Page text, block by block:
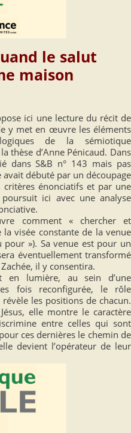
le salut
maison
ici une lecture du récit de
y met en œuvre les éléments
de la sémiotique
thèse d’Anne Pénicaud. Dans
dans S&B n° 143 mais pas
avait débuté par un découpage
énonciatifs et par une
ici avec une analyse
comment « chercher et
visée constante de la venue
pour »). Sa venue est pour un
éventuellement transformé
il y consentira.
en lumière, au sein d’une
fois reconfigurée, le rôle
les positions de chacun.
elle montre le caractère
entre celles qui sont
ces dernières le chemin de
devient l’opérateur de leur